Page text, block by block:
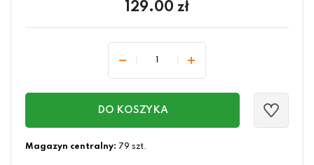
129.00 zł
DO KOSZYKA
Magazyn centralny: 79 szt.